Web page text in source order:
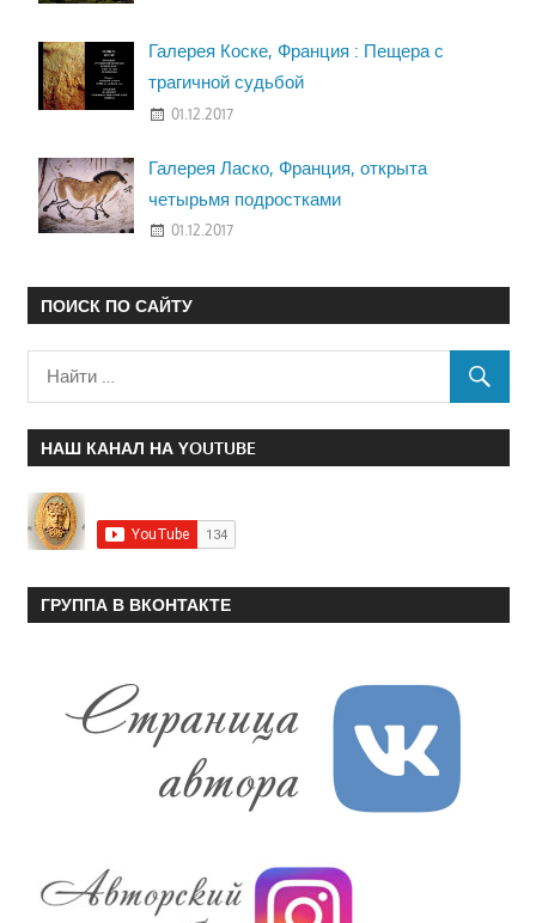
Галерея Коске, Франция : Пещера с
трагичной судьбой
01.12.2017
Галерея Ласко, Франция, открыта
четырьмя подростками
01.12.2017
ПОИСК ПО САЙТУ
НАШ КАНАЛ НА YOUTUBE
ГРУППА В ВКОНТАКТЕ